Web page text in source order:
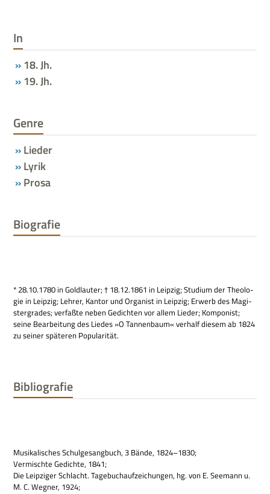
In
18. Jh.
19. Jh.
Genre
Lieder
Lyrik
Prosa
Biografie
* 28.10.1780 in Gold­lau­ter; † 18.12.1861 in Leip­zig; Stu­dium der Theo­lo­
gie in Leip­zig; Leh­rer, Kan­tor und Orga­nist in Leip­zig; Erwerb des Magi­
ster­gra­des; ver­faßte neben Gedich­ten vor allem Lie­der; Kom­po­nist;
seine Bear­bei­tung des Lie­des »O Tan­nen­baum« ver­half die­sem ab 1824
zu sei­ner spä­te­ren Popularität.
Bibliografie
Musi­ka­li­sches Schul­ge­sang­buch, 3 Bände, 1824–1830;
Ver­mischte Gedichte, 1841;
Die Leip­zi­ger Schlacht. Tage­buch­auf­zei­chun­gen, hg. von E. See­mann u.
M. C. Weg­ner, 1924;